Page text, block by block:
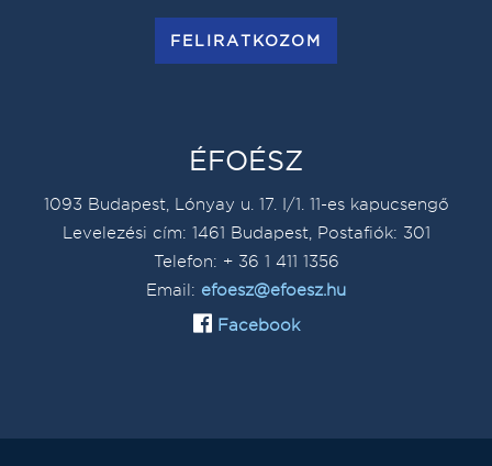
FELIRATKOZOM
ÉFOÉSZ
1093 Budapest, Lónyay u. 17. I/1. 11-es kapucsengő
Levelezési cím: 1461 Budapest, Postafiók: 301
Telefon: + 36 1 411 1356
Email: efoesz@efoesz.hu
Facebook